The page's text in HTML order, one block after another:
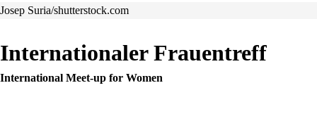
Josep Suria/shutterstock.com
Internationaler Frauentreff
International Meet-up for Women